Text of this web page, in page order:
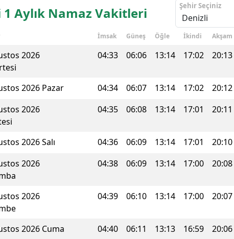
Bolu
Burdur
Bursa
Denizli
Diyarbakır
Erzincan
Aylık Namaz Vakitleri Şehir Seçiniz
İmsak Güneş Öğle İkindi Akşam
2026
04:33 06:06 13:14 17:02 20:13
2026 Pazar 04:34 06:07 13:14 17:02 20:12
2026
04:35 06:08 13:14 17:01 20:11
2026 Salı 04:36 06:09 13:14 17:01 20:10
2026
04:38 06:09 13:14 17:00 20:08
2026
04:39 06:10 13:14 17:00 20:07
2026 Cuma 04:40 06:11 13:13 16:59 20:06